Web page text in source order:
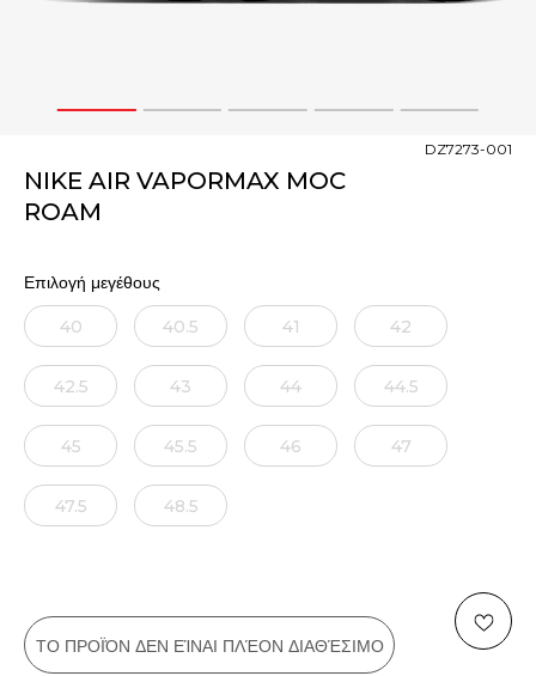
1 2 3 4 5
NIKE AIR VAPORMAX MOC
ROAM
DZ7273-001
Επιλογή μεγέθους
40 40.5 41 42
42.5 43 44 44.5
45 45.5 46 47
47.5 48.5
ΤΟ ΠΡΟΪΌΝ ΔΕΝ ΕΊΝΑΙ ΠΛΈΟΝ ΔΙΑΘΈΣΙΜΟ